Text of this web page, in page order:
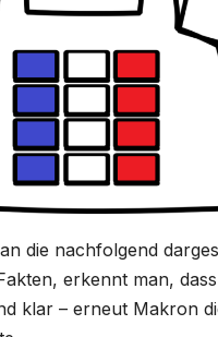
die nachfolgend
erkennt man,
klar – erneut Makron